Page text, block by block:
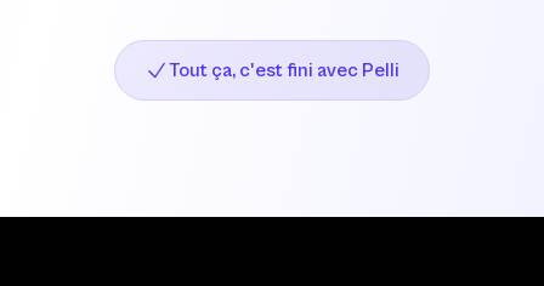
Tout ça, c'est fini avec Pelli